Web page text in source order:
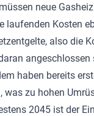
neue
laufenden Kosten
also die
haben bereits
was zu hohen
2045 ist der